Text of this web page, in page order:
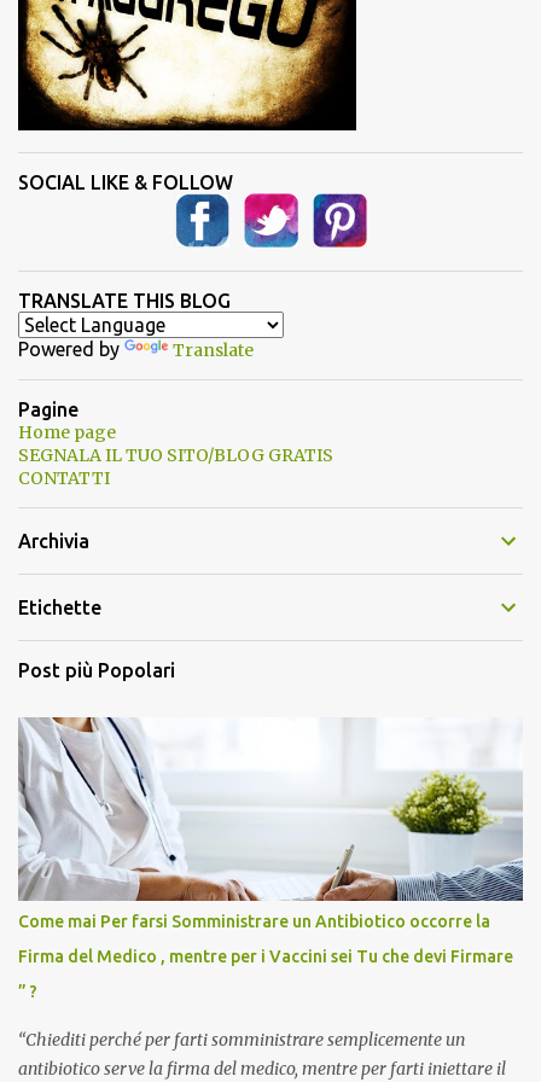
SOCIAL LIKE & FOLLOW
TRANSLATE THIS BLOG
Powered by Translate
Pagine
Home page
SEGNALA IL TUO SITO/BLOG GRATIS
CONTATTI
Archivia
Etichette
Post più Popolari
Come mai Per farsi Somministrare un Antibiotico occorre la
Firma del Medico , mentre per i Vaccini sei Tu che devi Firmare
” ?
“Chiediti perché per farti somministrare semplicemente un
antibiotico serve la firma del medico, mentre per farti iniettare il